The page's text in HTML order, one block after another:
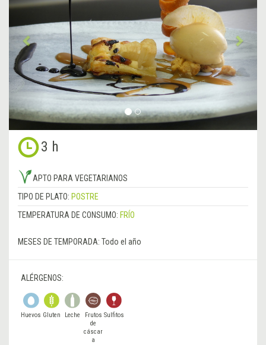
3 h
APTO PARA VEGETARIANOS
TIPO DE PLATO: POSTRE
TEMPERATURA DE CONSUMO: FRÍO
MESES DE TEMPORADA: Todo el año
ALÉRGENOS:
Huevos Gluten Leche
Frutos
de
cáscar
a
Sulfitos